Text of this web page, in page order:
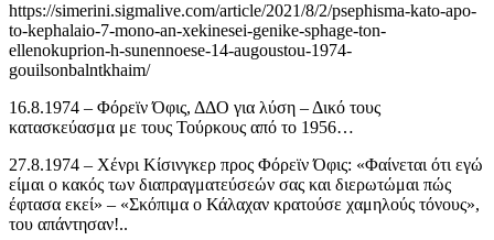
https://simerini.sigmalive.com/article/2021/8/2/psephisma-kato-apo-
to-kephalaio-7-mono-an-xekinesei-genike-sphage-ton-
ellenokuprion-h-sunennoese-14-augoustou-1974-
gouilsonbalntkhaim/
16.8.1974 – Φόρεϊν Όφις, ΔΔΟ για λύση – Δικό τους
κατασκεύασμα με τους Τούρκους από το 1956…
27.8.1974 – Χένρι Κίσινγκερ προς Φόρεϊν Όφις: «Φαίνεται ότι εγώ
είμαι ο κακός των διαπραγματεύσεών σας και διερωτώμαι πώς
έφτασα εκεί» – «Σκόπιμα ο Κάλαχαν κρατούσε χαμηλούς τόνους»,
του απάντησαν!..